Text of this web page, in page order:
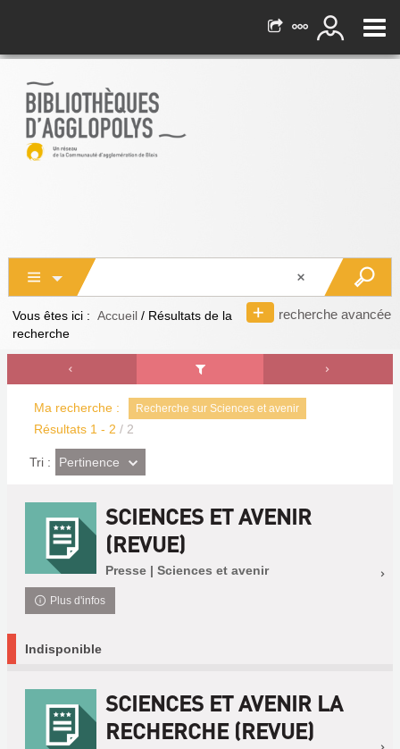
recherche avancée
Vous êtes ici : Accueil / Résultats de la
recherche
Ma recherche : Recherche sur Sciences et avenir
Résultats 1 - 2 / 2
Tri : (Effet
imédiat)
Pertinence
SCIENCES ET AVENIR
(REVUE)
Presse | Sciences et avenir
Plus d'infos
Indisponible
SCIENCES ET AVENIR LA
RECHERCHE (REVUE)